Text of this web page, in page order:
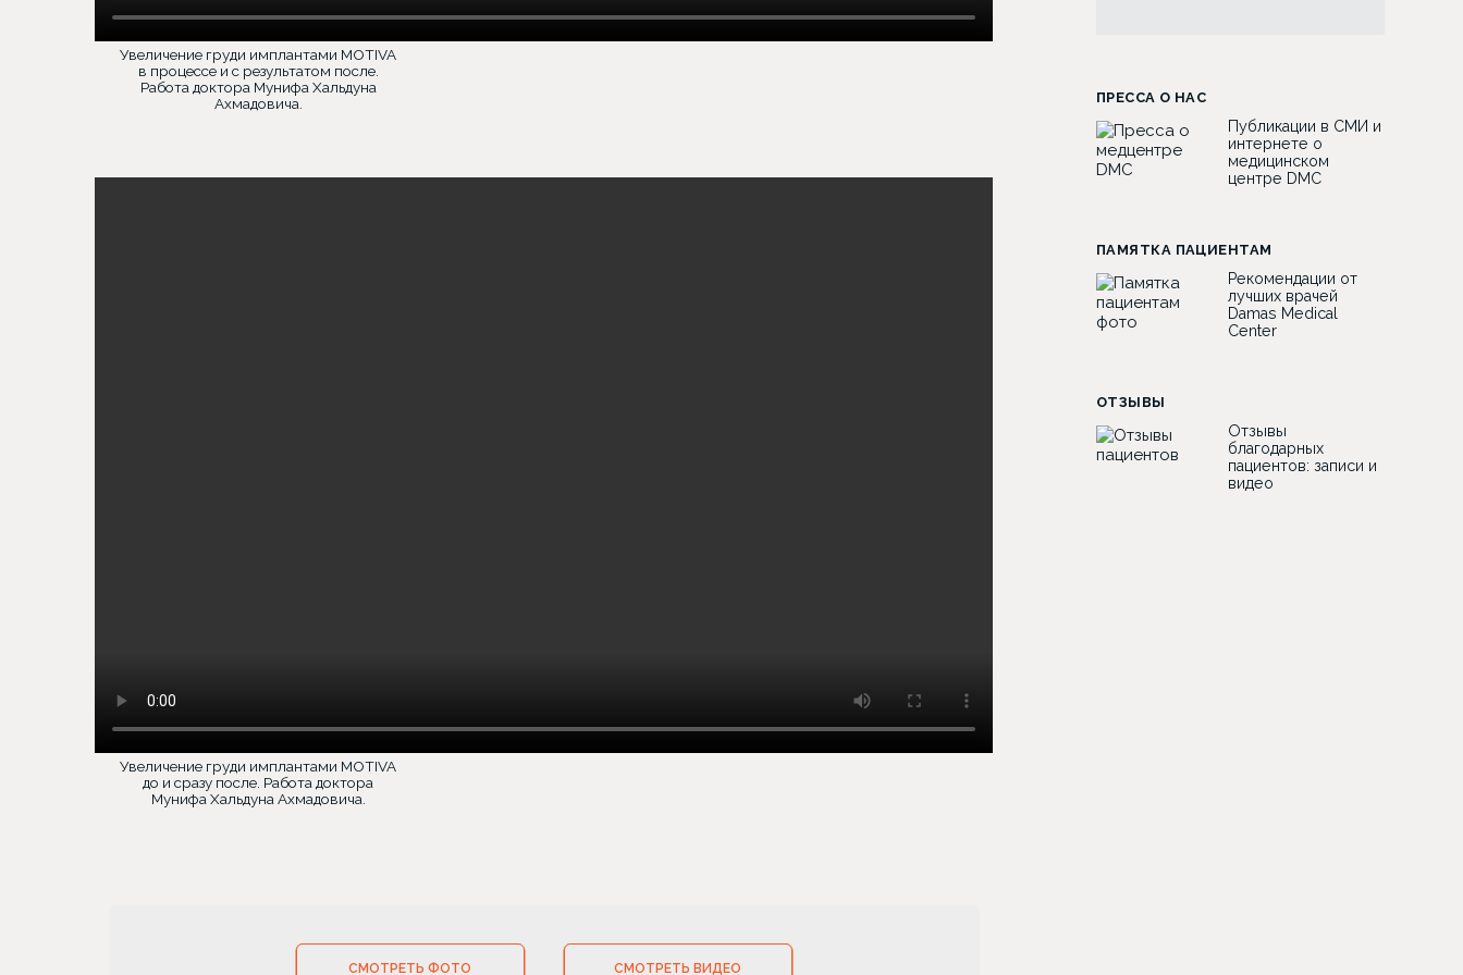
Увеличение груди имплантами MOTIVA
в процессе и с результатом после.
Работа доктора Мунифа Хальдуна
Ахмадовича.
Увеличение груди имплантами MOTIVA
до и сразу после. Работа доктора
Мунифа Хальдуна Ахмадовича.
СМОТРЕТЬ ФОТО СМОТРЕТЬ ВИДЕО
ПРЕССА О НАС
Публикации в СМИ и
интернете о
медицинском
центре DMC
ПАМЯТКА ПАЦИЕНТАМ
Рекомендации от
лучших врачей
Damas Medical
Center
ОТЗЫВЫ
Отзывы
благодарных
пациентов: записи и
видео